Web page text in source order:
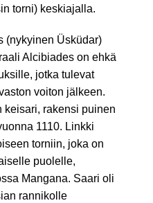
torni) keskiajalla.
(nykyinen Üsküdar)
Alcibiades on ehkä
jotka tulevat
voiton jälkeen.
keisari, rakensi puinen
1110. Linkki
torniin, joka on
puolelle,
Mangana. Saari oli
rannikolle